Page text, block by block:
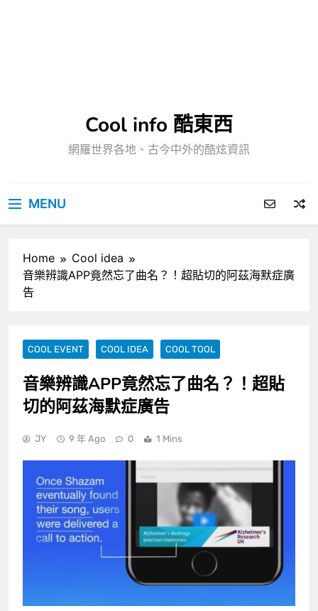
Cool info 酷東西
網羅世界各地、古今中外的酷炫資訊
MENU
Home
Cool idea
音樂辨識APP竟然忘了曲名？！超貼切的阿茲海默症廣
告
COOL EVENT COOL IDEA COOL TOOL
音樂辨識APP竟然忘了曲名？！超貼
切的阿茲海默症廣告
JY 9 年 Ago 0 1 Mins